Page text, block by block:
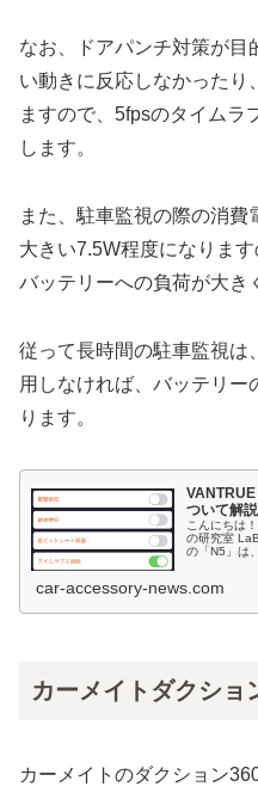
なお、ドアパンチ対策が目
い動きに反応しなかったり
ますので、5fpsのタイムラ
します。
また、駐車監視の際の消費
大きい7.5W程度になりま
バッテリーへの負荷が大き
従って長時間の駐車監視は
用しなければ、バッテリー
ります。
ついて解説
こんにちは
の研究室
の「N5」は
car-accessory-news.com
カーメイトダクショ
カーメイトのダクション